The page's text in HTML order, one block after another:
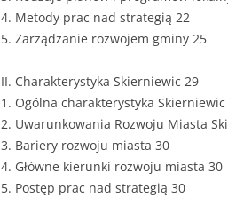
EUROPEISTYKA
GASTRONOMIA
HANDEL
4. Metody prac nad strategią 22
5. Zarządzanie rozwojem gminy 25
II. Charakterystyka Skierniewic 29
1. Ogólna charakterystyka Skierniewic
2. Uwarunkowania Rozwoju Miasta
3. Bariery rozwoju miasta 30
4. Główne kierunki rozwoju miasta 30
5. Postęp prac nad strategią 30